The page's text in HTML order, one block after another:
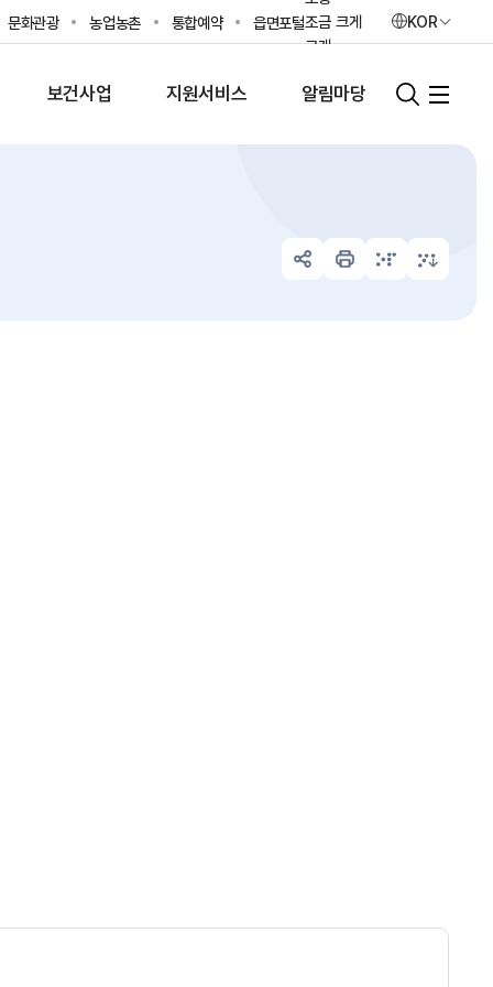
문화관광 농업농촌 통합예약 읍면포털조금 크게
크게
초기화
KOR
보건사업 지원서비스 알림마당